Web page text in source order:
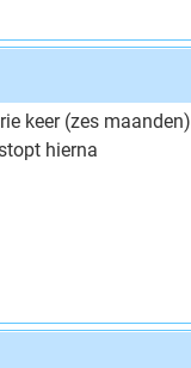
keer (zes maanden)
hierna